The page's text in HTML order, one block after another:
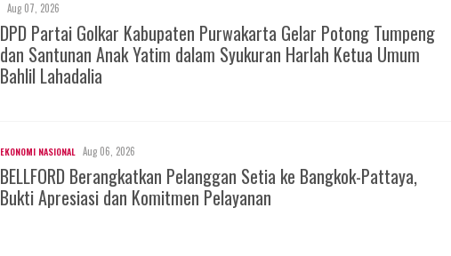
Aug 07, 2026
DPD Partai Golkar Kabupaten Purwakarta Gelar Potong Tumpeng
dan Santunan Anak Yatim dalam Syukuran Harlah Ketua Umum
Bahlil Lahadalia
EKONOMI NASIONAL Aug 06, 2026
BELLFORD Berangkatkan Pelanggan Setia ke Bangkok-Pattaya,
Bukti Apresiasi dan Komitmen Pelayanan